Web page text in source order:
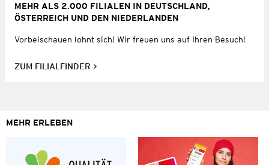
MEHR ALS 2.000 FILIALEN IN DEUTSCHLAND,
ÖSTERREICH UND DEN NIEDERLANDEN
Vorbeischauen lohnt sich! Wir freuen uns auf Ihren Besuch!
ZUM FILIALFINDER
MEHR ERLEBEN